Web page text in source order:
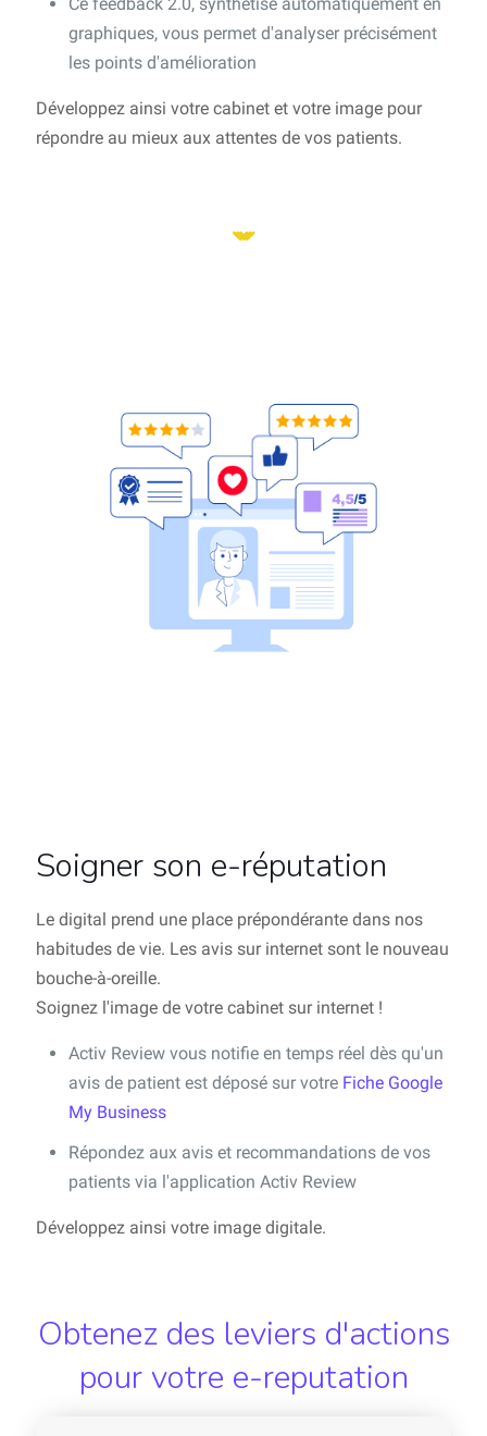
graphiques, vous permet d'analyser précisément
les points d'amélioration
Développez ainsi votre cabinet et votre image pour
répondre au mieux aux attentes de vos patients.
Soigner son e-réputation
Le digital prend une place prépondérante dans nos
habitudes de vie. Les avis sur internet sont le nouveau
bouche-à-oreille.
Soignez l'image de votre cabinet sur internet !
Activ Review vous notifie en temps réel dès qu'un
avis de patient est déposé sur votre Fiche Google
My Business
Répondez aux avis et recommandations de vos
patients via l'application Activ Review
Développez ainsi votre image digitale.
Obtenez des leviers d'actions
pour votre e-reputation